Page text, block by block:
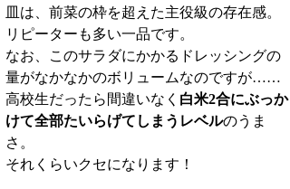
皿は、前菜の枠を超えた主役級の存在感。
リピーターも多い一品です。
なお、このサラダにかかるドレッシングの
量がなかなかのボリュームなのですが……
高校生だったら間違いなく 白米2合にぶっか
けて全部たいらげてしまうレベルのうま
さ。
それくらいクセになります！